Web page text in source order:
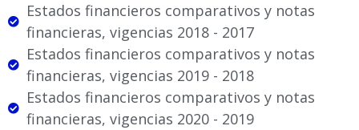
Estados financieros comparativos y notas
financieras, vigencias 2018 - 2017
Estados financieros comparativos y notas
financieras, vigencias 2019 - 2018
Estados financieros comparativos y notas
financieras, vigencias 2020 - 2019